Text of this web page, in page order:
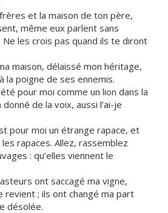
et la maison de ton père,
même eux parlent sans
les crois pas quand ils te diront
maison, délaissé mon héritage,
la poigne de ses ennemis.
pour moi comme un lion dans la
de la voix, aussi l’ai-je
pour moi un étrange rapace, et
rapaces. Allez, rassemblez
: qu’elles viennent le
ont saccagé ma vigne,
revient ; ils ont changé ma part
désolée.